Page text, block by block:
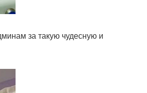
за такую чудесную и